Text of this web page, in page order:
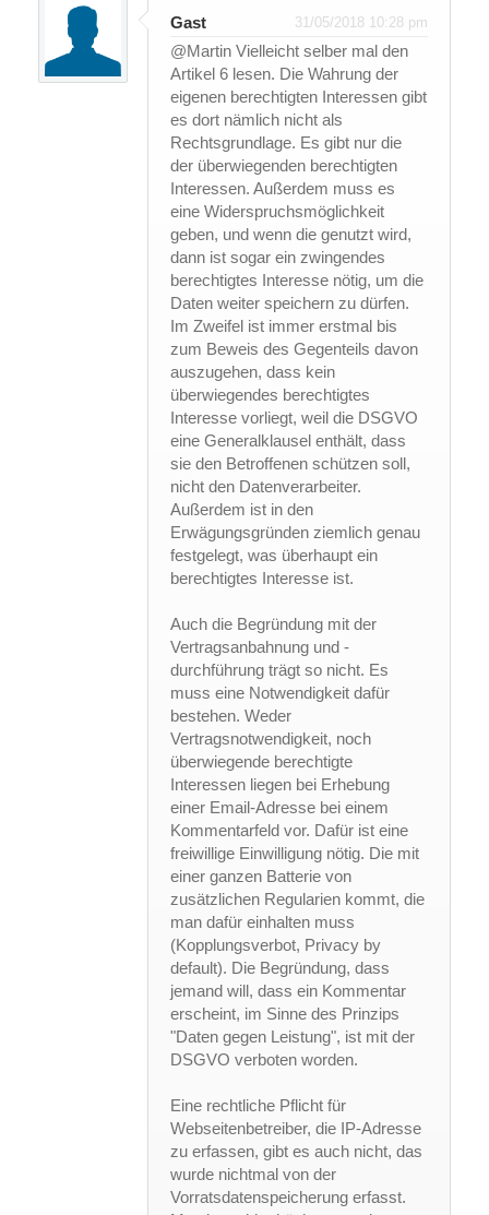
Gast 31/05/2018 10:28 pm
@Martin Vielleicht selber mal den
Artikel 6 lesen. Die Wahrung der
eigenen berechtigten Interessen gibt
es dort nämlich nicht als
Rechtsgrundlage. Es gibt nur die
der überwiegenden berechtigten
Interessen. Außerdem muss es
eine Widerspruchsmöglichkeit
geben, und wenn die genutzt wird,
dann ist sogar ein zwingendes
berechtigtes Interesse nötig, um die
Daten weiter speichern zu dürfen.
Im Zweifel ist immer erstmal bis
zum Beweis des Gegenteils davon
auszugehen, dass kein
überwiegendes berechtigtes
Interesse vorliegt, weil die DSGVO
eine Generalklausel enthält, dass
sie den Betroffenen schützen soll,
nicht den Datenverarbeiter.
Außerdem ist in den
Erwägungsgründen ziemlich genau
festgelegt, was überhaupt ein
berechtigtes Interesse ist.
Auch die Begründung mit der
Vertragsanbahnung und -
durchführung trägt so nicht. Es
muss eine Notwendigkeit dafür
bestehen. Weder
Vertragsnotwendigkeit, noch
überwiegende berechtigte
Interessen liegen bei Erhebung
einer Email-Adresse bei einem
Kommentarfeld vor. Dafür ist eine
freiwillige Einwilligung nötig. Die mit
einer ganzen Batterie von
zusätzlichen Regularien kommt, die
man dafür einhalten muss
(Kopplungsverbot, Privacy by
default). Die Begründung, dass
jemand will, dass ein Kommentar
erscheint, im Sinne des Prinzips
"Daten gegen Leistung", ist mit der
DSGVO verboten worden.
Eine rechtliche Pflicht für
Webseitenbetreiber, die IP-Adresse
zu erfassen, gibt es auch nicht, das
wurde nichtmal von der
Vorratsdatenspeicherung erfasst.